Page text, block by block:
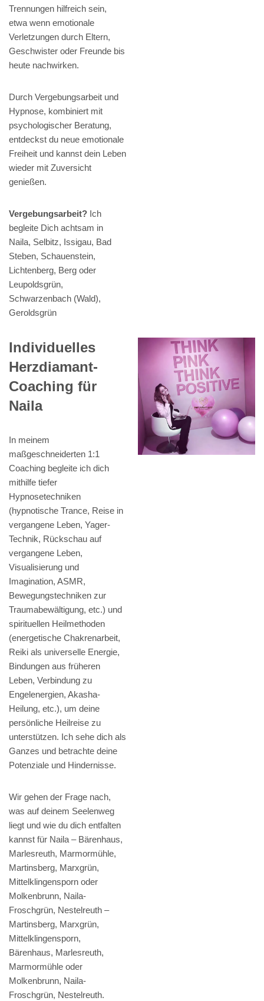
Trennungen hilfreich sein,
etwa wenn emotionale
Verletzungen durch Eltern,
Geschwister oder Freunde bis
heute nachwirken.
Durch Vergebungsarbeit und
Hypnose, kombiniert mit
psychologischer Beratung,
entdeckst du neue emotionale
Freiheit und kannst dein Leben
wieder mit Zuversicht
genießen.
Vergebungsarbeit? Ich
begleite Dich achtsam in
Naila, Selbitz, Issigau, Bad
Steben, Schauenstein,
Lichtenberg, Berg oder
Leupoldsgrün,
Schwarzenbach (Wald),
Geroldsgrün
Individuelles
Herzdiamant-
Coaching für
Naila
In meinem
maßgeschneiderten 1:1
Coaching begleite ich dich
mithilfe tiefer
Hypnosetechniken
(hypnotische Trance, Reise in
vergangene Leben, Yager-
Technik, Rückschau auf
vergangene Leben,
Visualisierung und
Imagination, ASMR,
Bewegungstechniken zur
Traumabewältigung, etc.) und
spirituellen Heilmethoden
(energetische Chakrenarbeit,
Reiki als universelle Energie,
Bindungen aus früheren
Leben, Verbindung zu
Engelenergien, Akasha-
Heilung, etc.), um deine
persönliche Heilreise zu
unterstützen. Ich sehe dich als
Ganzes und betrachte deine
Potenziale und Hindernisse.
Wir gehen der Frage nach,
was auf deinem Seelenweg
liegt und wie du dich entfalten
kannst für Naila – Bärenhaus,
Marlesreuth, Marmormühle,
Martinsberg, Marxgrün,
Mittelklingensporn oder
Molkenbrunn, Naila-
Froschgrün, Nestelreuth –
Martinsberg, Marxgrün,
Mittelklingensporn,
Bärenhaus, Marlesreuth,
Marmormühle oder
Molkenbrunn, Naila-
Froschgrün, Nestelreuth.